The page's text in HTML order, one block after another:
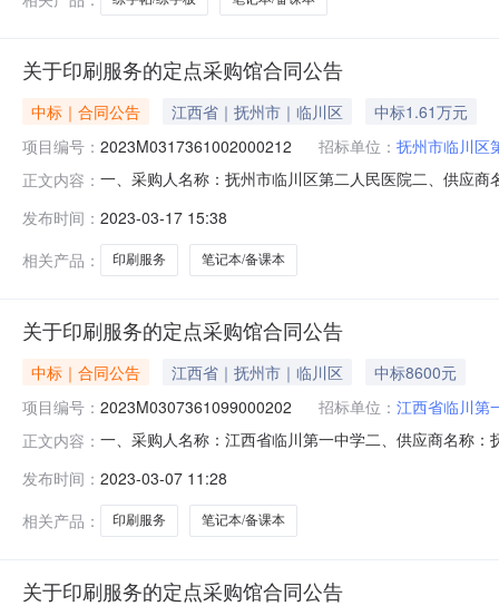
关于印刷服务的定点采购馆合同公告
中标｜合同公告 江西省｜抚州市｜临川区
中标1.61万元
项目编号： 2023M0317361002000212 招标单位： 抚州市临川区
正文内容： 一、采购人名称：抚州市临川区第二人民医院二、供应
量:460,其他详细要求:26x18.3cm301页带封面,交货时间
发布时间： 2023-03-17 15:38
相关产品：
印刷服务 笔记本/备课本
关于印刷服务的定点采购馆合同公告
中标｜合同公告 江西省｜抚州市｜临川区
中标8600元
项目编号： 2023M0307361099000202 招标单位： 江西省临川第
正文内容： 一、采购人名称：江西省临川第一中学二、供应商名称
课本,采购数量:2000,其他详细要求:字迹清晰,交货时间:,
发布时间： 2023-03-07 11:28
相关产品：
印刷服务 笔记本/备课本
关于印刷服务的定点采购馆合同公告